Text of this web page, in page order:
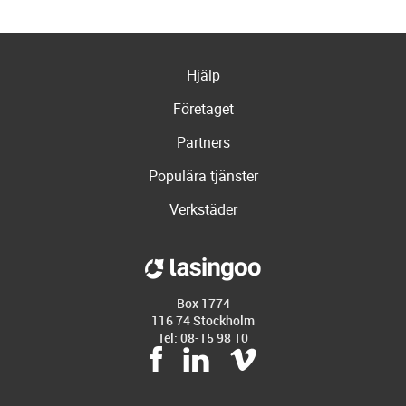
Hjälp
Företaget
Partners
Populära tjänster
Verkstäder
Box 1774
116 74 Stockholm
Tel: 08-15 98 10